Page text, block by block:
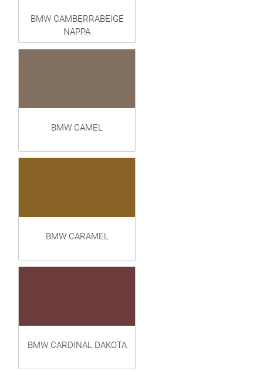
BMW CAMBERRABEIGE
NAPPA
BMW CAMEL
BMW CARAMEL
BMW CARDINAL DAKOTA